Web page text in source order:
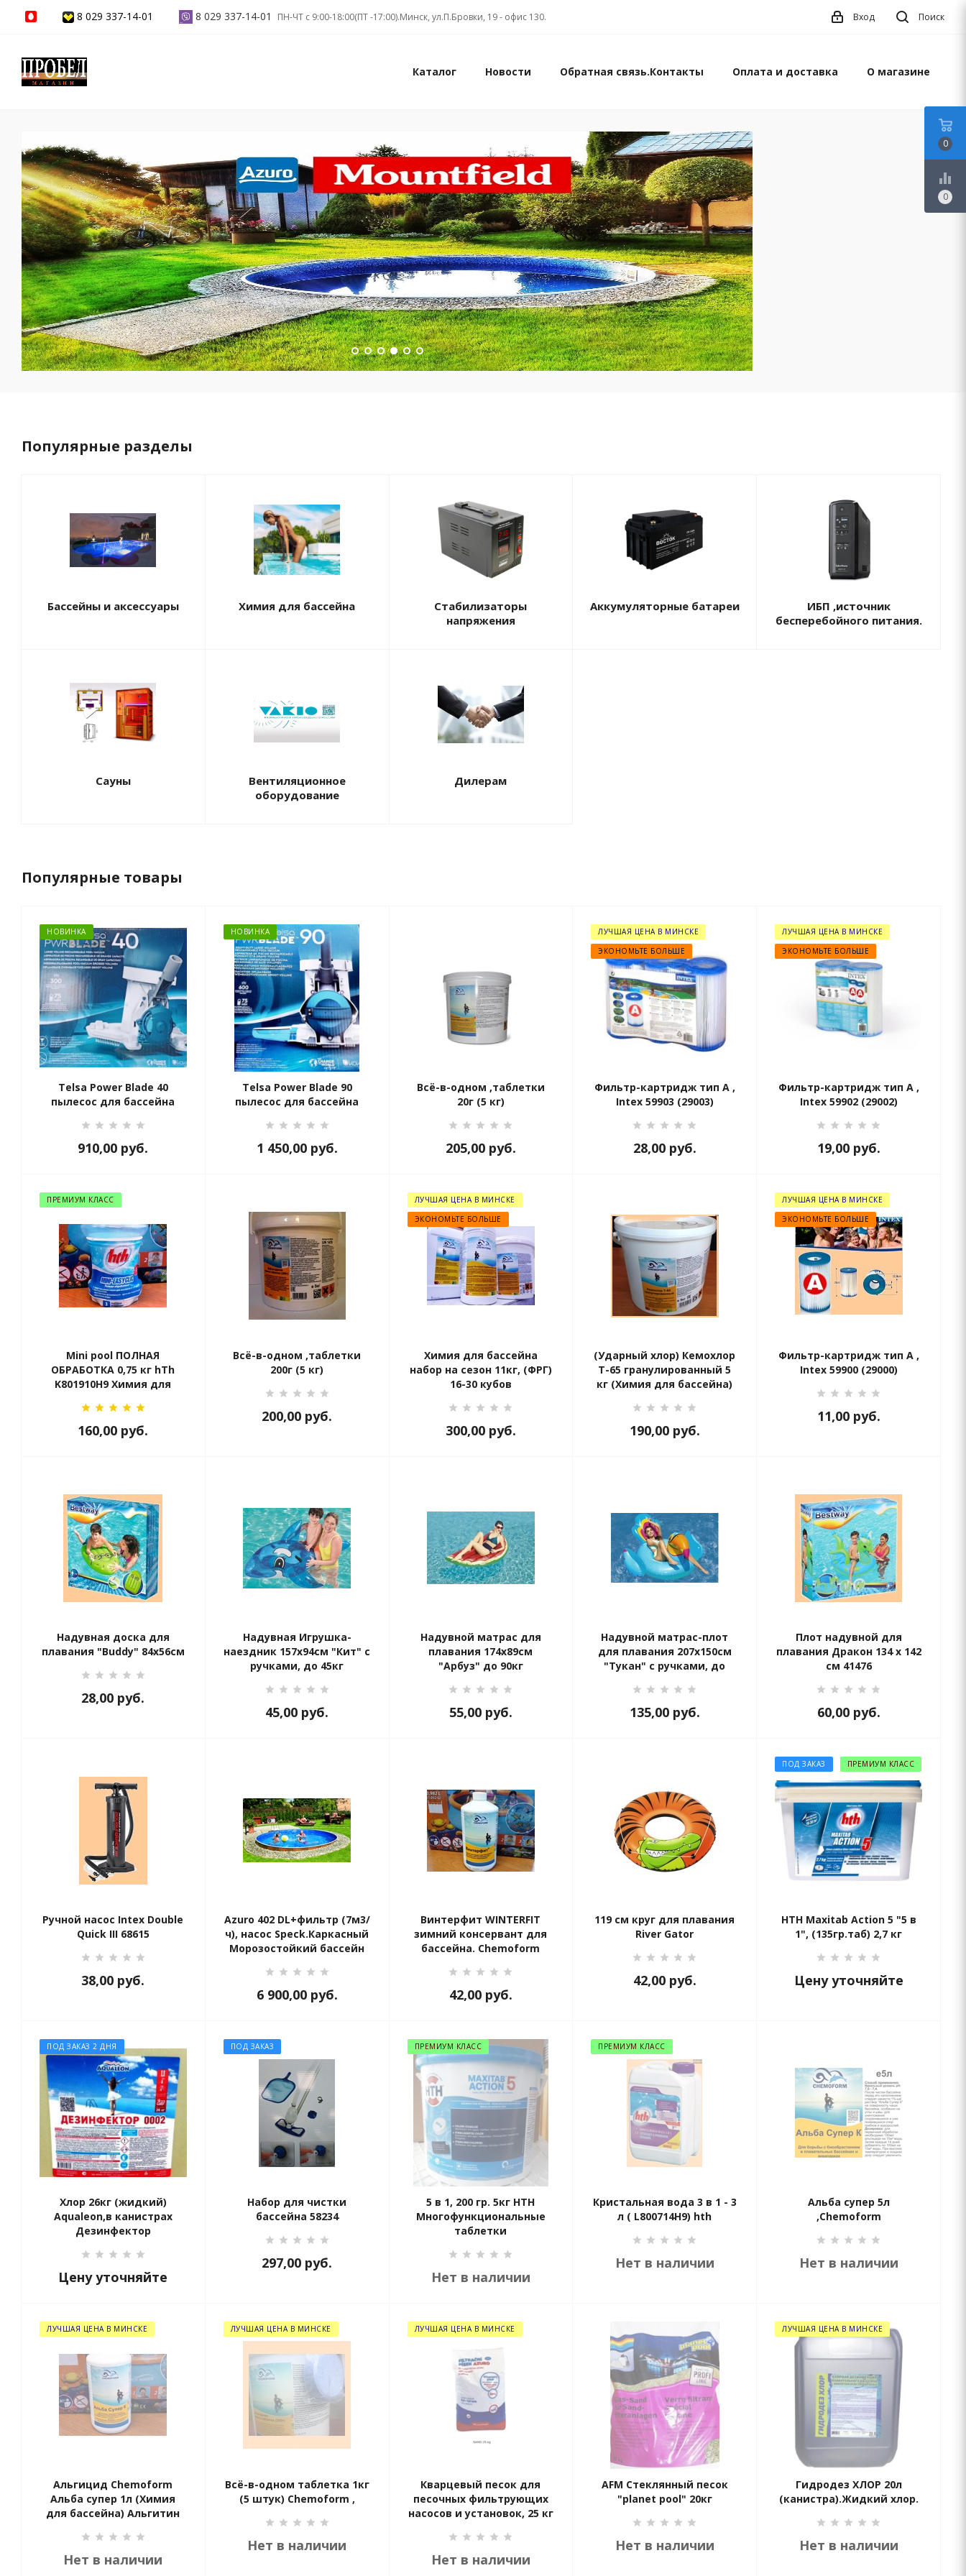
8 029 337-14-01 8 029 337-14-01 ПН-ЧТ с 9:00-18:00(ПТ -17:00).Минск, ул.П.Бровки, 19 - офис 130. Вход Поиск
Каталог Новости Обратная связь.Контакты Оплата и доставка О магазине
0
equalizer
0
Популярные разделы
Бассейны и аксессуары Химия для бассейна
Стабилизаторы
напряжения
Аккумуляторные батареи
ИБП ,источник
бесперебойного питания.
Сауны
Вентиляционное
оборудование
Дилерам
Популярные товары
НОВИНКА
Telsa Power Blade 40
пылесос для бассейна
910,00 руб.
НОВИНКА
Telsa Power Blade 90
пылесос для бассейна
1 450,00 руб.
Всё-в-одном ,таблетки
20г (5 кг)
205,00 руб.
ЛУЧШАЯ ЦЕНА В МИНСКЕ
ЭКОНОМЬТЕ БОЛЬШЕ
Фильтр-картридж тип А ,
Intex 59903 (29003)
28,00 руб.
ЛУЧШАЯ ЦЕНА В МИНСКЕ
ЭКОНОМЬТЕ БОЛЬШЕ
Фильтр-картридж тип А ,
Intex 59902 (29002)
19,00 руб.
ПРЕМИУМ КЛАСС
Мini pool ПОЛНАЯ
ОБРАБОТКА 0,75 кг hTh
K801910H9 Химия для
160,00 руб.
Всё-в-одном ,таблетки
200г (5 кг)
200,00 руб.
ЛУЧШАЯ ЦЕНА В МИНСКЕ
ЭКОНОМЬТЕ БОЛЬШЕ
Химия для бассейна
набор на сезон 11кг, (ФРГ)
16-30 кубов
300,00 руб.
(Ударный хлор) Кемохлор
Т-65 гранулированный 5
кг (Химия для бассейна)
190,00 руб.
ЛУЧШАЯ ЦЕНА В МИНСКЕ
ЭКОНОМЬТЕ БОЛЬШЕ
Фильтр-картридж тип А ,
Intex 59900 (29000)
11,00 руб.
Надувная доска для
плавания "Buddy" 84х56см
28,00 руб.
Надувная Игрушка-
наездник 157х94см "Кит" с
ручками, до 45кг
45,00 руб.
Надувной матрас для
плавания 174х89см
"Арбуз" до 90кг
55,00 руб.
Надувной матрас-плот
для плавания 207х150см
"Тукан" с ручками, до
135,00 руб.
Плот надувной для
плавания Дракон 134 х 142
см 41476
60,00 руб.
Ручной насос Intex Double
Quick III 68615
38,00 руб.
Azuro 402 DL+фильтр (7м3/
ч), насос Speck.Каркасный
Морозостойкий бассейн
6 900,00 руб.
Винтерфит WINTERFIT
зимний консервант для
бассейна. Chemoform
42,00 руб.
119 см круг для плавания
River Gator
42,00 руб.
ПОД ЗАКАЗ ПРЕМИУМ КЛАСС
HTH Maxitab Action 5 "5 в
1", (135гр.таб) 2,7 кг
Цену уточняйте
ПОД ЗАКАЗ 2 ДНЯ
Хлор 26кг (жидкий)
Aqualeon,в канистрах
Дезинфектор
Цену уточняйте
ПОД ЗАКАЗ
Набор для чистки
бассейна 58234
297,00 руб.
ПРЕМИУМ КЛАСС
5 в 1, 200 гр. 5кг HTH
Многофункциональные
таблетки
Нет в наличии
ПРЕМИУМ КЛАСС
Кристальная вода 3 в 1 - 3
л ( L800714H9) hth
Нет в наличии
Альба супер 5л
,Chemoform
Нет в наличии
ЛУЧШАЯ ЦЕНА В МИНСКЕ
Альгицид Chemoform
Альба супер 1л (Химия
для бассейна) Альгитин
Нет в наличии
ЛУЧШАЯ ЦЕНА В МИНСКЕ
Всё-в-одном таблетка 1кг
(5 штук) Chemoform ,
Нет в наличии
ЛУЧШАЯ ЦЕНА В МИНСКЕ
Кварцевый песок для
песочных фильтрующих
насосов и установок, 25 кг
Нет в наличии
AFM Стеклянный песок
"planet pool" 20кг
Нет в наличии
ЛУЧШАЯ ЦЕНА В МИНСКЕ
Гидродез ХЛОР 20л
(канистра).Жидкий хлор.
Нет в наличии